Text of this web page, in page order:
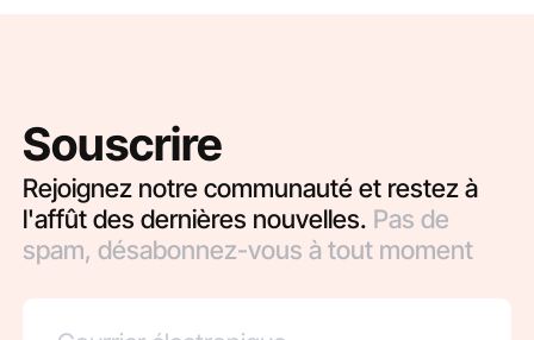
Souscrire
Rejoignez notre communauté et restez à
l'affût des dernières nouvelles. Pas de
spam, désabonnez-vous à tout moment